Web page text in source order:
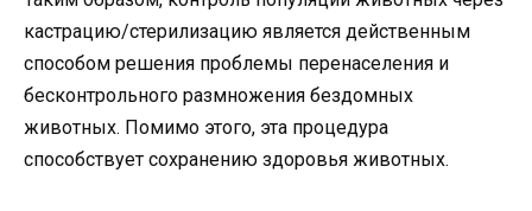
кастрацию/стерилизацию является действенным
способом решения проблемы перенаселения и
бесконтрольного размножения бездомных
животных. Помимо этого, эта процедура
способствует сохранению здоровья животных.